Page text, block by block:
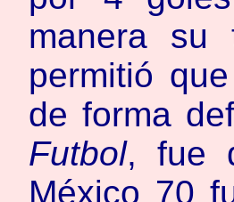
manera su
permitió
de forma
Futbol, fue
México 70